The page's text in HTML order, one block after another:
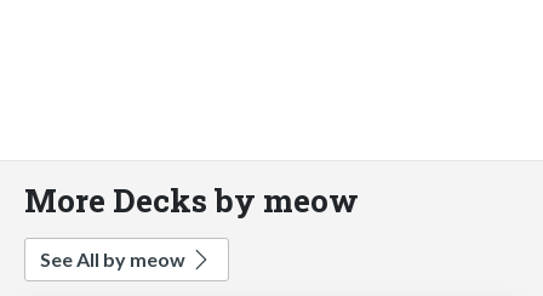
More Decks by meow
See All by meow